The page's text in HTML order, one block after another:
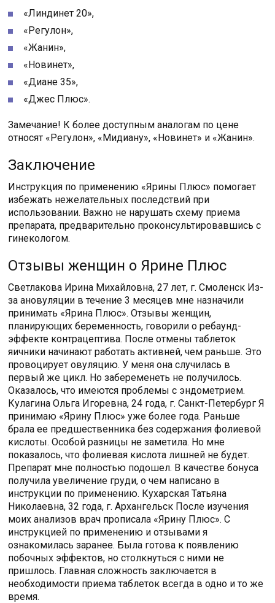
«Линдинет 20»,
«Регулон»,
«Жанин»,
«Новинет»,
«Диане 35»,
«Джес Плюс».
Замечание! К более доступным аналогам по цене
относят «Регулон», «Мидиану», «Новинет» и «Жанин».
Заключение
Инструкция по применению «Ярины Плюс» помогает
избежать нежелательных последствий при
использовании. Важно не нарушать схему приема
препарата, предварительно проконсультировавшись с
гинекологом.
Отзывы женщин о Ярине Плюс
Светлакова Ирина Михайловна, 27 лет, г. Смоленск Из-
за ановуляции в течение 3 месяцев мне назначили
принимать «Ярина Плюс». Отзывы женщин,
планирующих беременность, говорили о ребаунд-
эффекте контрацептива. После отмены таблеток
яичники начинают работать активней, чем раньше. Это
провоцирует овуляцию. У меня она случилась в
первый же цикл. Но забеременеть не получилось.
Оказалось, что имеются проблемы с эндометрием.
Кулагина Ольга Игоревна, 24 года, г. Санкт-Петербург Я
принимаю «Ярину Плюс» уже более года. Раньше
брала ее предшественника без содержания фолиевой
кислоты. Особой разницы не заметила. Но мне
показалось, что фолиевая кислота лишней не будет.
Препарат мне полностью подошел. В качестве бонуса
получила увеличение груди, о чем написано в
инструкции по применению. Кухарская Татьяна
Николаевна, 32 года, г. Архангельск После изучения
моих анализов врач прописала «Ярину Плюс». С
инструкцией по применению и отзывами я
ознакомилась заранее. Была готова к появлению
побочных эффектов, но столкнуться с ними не
пришлось. Главная сложность заключается в
необходимости приема таблеток всегда в одно и то же
время.